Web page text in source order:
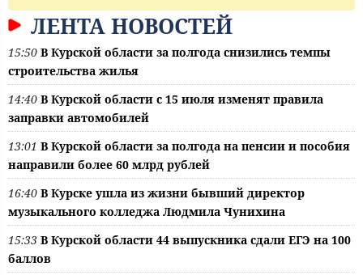
ЛЕНТА НОВОСТЕЙ
15:50 В Курской области за полгода снизились темпы
строительства жилья
14:40 В Курской области с 15 июля изменят правила
заправки автомобилей
13:01 В Курской области за полгода на пенсии и пособия
направили более 60 млрд рублей
16:40 В Курске ушла из жизни бывший директор
музыкального колледжа Людмила Чунихина
15:33 В Курской области 44 выпускника сдали ЕГЭ на 100
баллов